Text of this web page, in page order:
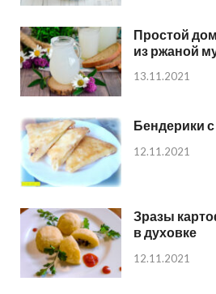
Простой
из ржаной
13.11.2021
Бендерики
12.11.2021
Зразы
в духовке
12.11.2021